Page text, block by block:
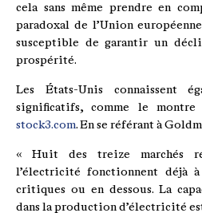
cela sans même prendre en
paradoxal de l’Union
susceptible de garantir un
prospérité.
Les États-Unis connaissent
significatifs, comme le
stock3.com. En se référant à
« Huit des treize marchés
l’électricité fonctionnent déjà
critiques ou en dessous. La
dans la production d’électricité